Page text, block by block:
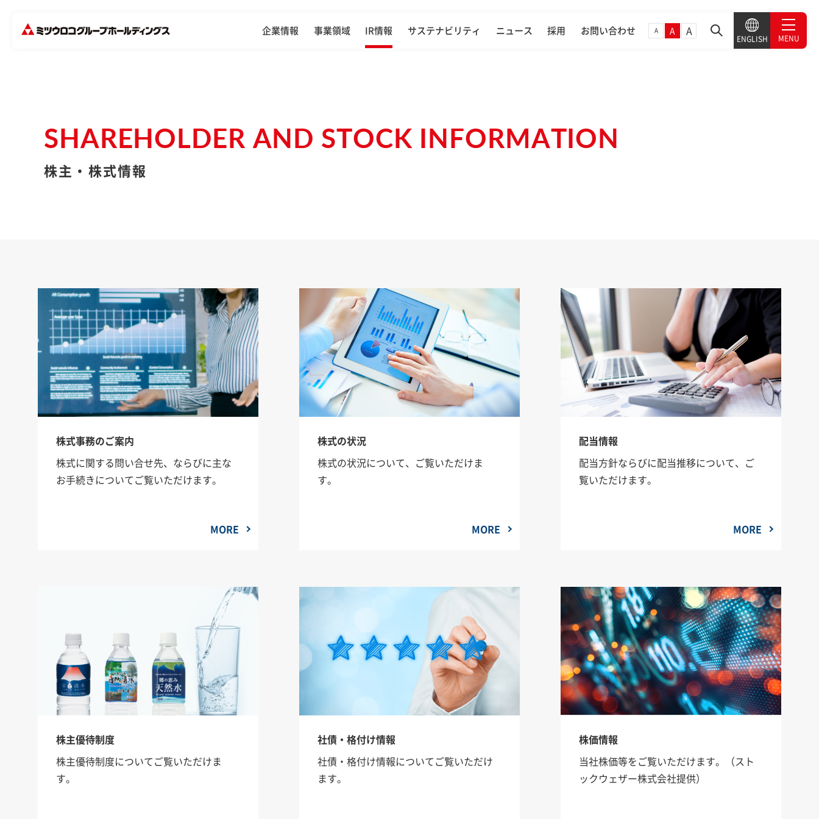
企業情報 事業領域 IR情報 サステナビリティ ニュース 採用 お問い合わせ A A A
ENGLISH MENU
SHAREHOLDER AND STOCK INFORMATION
株主・株式情報
株式事務のご案内
株式に関する問い合せ先、ならびに主な
お手続きについてご覧いただけます。
MORE
株式の状況
株式の状況について、ご覧いただけま
す。
MORE
配当情報
配当方針ならびに配当推移について、ご
覧いただけます。
MORE
株主優待制度
株主優待制度についてご覧いただけま
す。
社債・格付け情報
社債・格付け情報についてご覧いただけ
ます。
株価情報
当社株価等をご覧いただけます。（スト
ックウェザー株式会社提供）